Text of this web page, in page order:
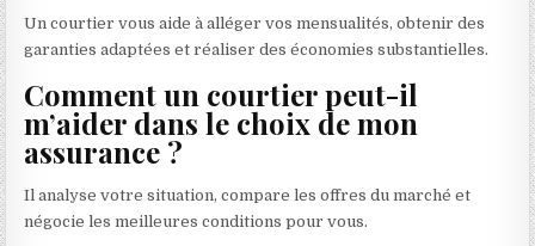
Un courtier vous aide à alléger vos mensualités, obtenir des
garanties adaptées et réaliser des économies substantielles.
Comment un courtier peut-il
m’aider dans le choix de mon
assurance ?
Il analyse votre situation, compare les offres du marché et
négocie les meilleures conditions pour vous.